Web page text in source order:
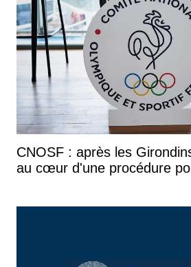
CNOSF : après les
au cœur d'une procédure